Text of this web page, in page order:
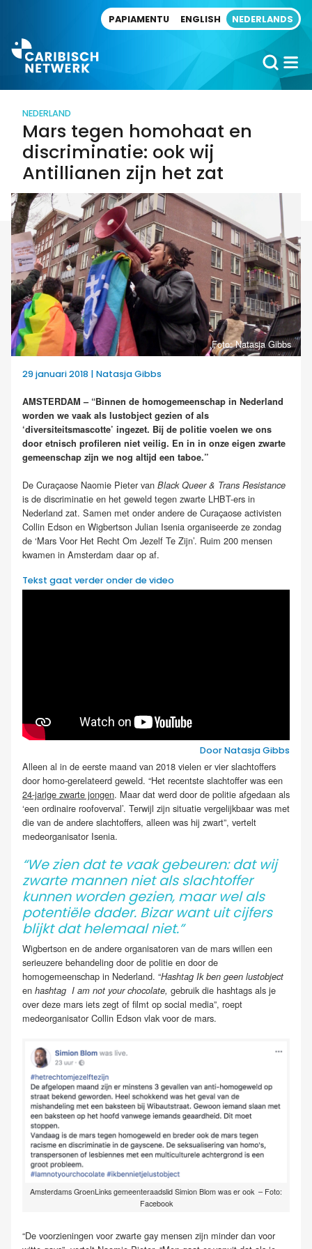
PAPIAMENTU ENGLISH NEDERLANDS
NEDERLAND
Mars tegen homohaat en
discriminatie: ook wij
Antillianen zijn het zat
Foto: Natasja Gibbs
29 januari 2018 | Natasja Gibbs
AMSTERDAM – “Binnen de homogemeenschap in Nederland
worden we vaak als lustobject gezien of als
‘diversiteitsmascotte’ ingezet. Bij de politie voelen we ons
door etnisch profileren niet veilig. En in in onze eigen zwarte
gemeenschap zijn we nog altijd een taboe.”
De Curaçaose Naomie Pieter van Black Queer & Trans Resistance
is de discriminatie en het geweld tegen zwarte LHBT-ers in
Nederland zat. Samen met onder andere de Curaçaose activisten
Collin Edson en Wigbertson Julian Isenia organiseerde ze zondag
de ‘Mars Voor Het Recht Om Jezelf Te Zijn’. Ruim 200 mensen
kwamen in Amsterdam daar op af.
Tekst gaat verder onder de video
Door Natasja Gibbs
Alleen al in de eerste maand van 2018 vielen er vier slachtoffers
door homo-gerelateerd geweld. “Het recentste slachtoffer was een
24-jarige zwarte jongen. Maar dat werd door de politie afgedaan als
‘een ordinaire roofoverval’. Terwijl zijn situatie vergelijkbaar was met
die van de andere slachtoffers, alleen was hij zwart”, vertelt
medeorganisator Isenia.
“We zien dat te vaak gebeuren: dat wij
zwarte mannen niet als slachtoffer
kunnen worden gezien, maar wel als
potentiële dader. Bizar want uit cijfers
blijkt dat helemaal niet.”
Wigbertson en de andere organisatoren van de mars willen een
serieuzere behandeling door de politie en door de
homogemeenschap in Nederland. “Hashtag Ik ben geen lustobject
en hashtag I am not your chocolate, gebruik die hashtags als je
over deze mars iets zegt of filmt op social media”, roept
medeorganisator Collin Edson vlak voor de mars.
Amsterdams GroenLinks gemeenteraadslid Simion Blom was er ook – Foto:
Facebook
“De voorzieningen voor zwarte gay mensen zijn minder dan voor